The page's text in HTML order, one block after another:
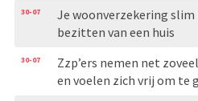
30-07
Je woonverzekering
bezitten van een huis
30-07
Zzp’ers nemen net
en voelen zich vrij om te